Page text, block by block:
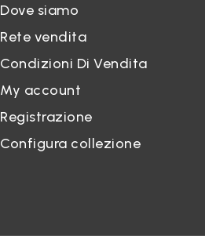
Dove siamo
Rete vendita
Condizioni Di Vendita
My account
Registrazione
Configura collezione